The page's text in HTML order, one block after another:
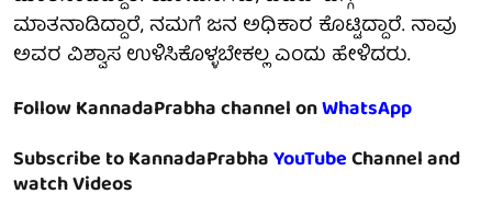
ಮಾತನಾಡಿದ್ದಾರೆ, ನಮಗೆ ಜನ ಅಧಿಕಾರ ಕೊಟ್ಟಿದ್ದಾರೆ. ನಾವು
ಅವರ ವಿಶ್ವಾಸ ಉಳಿಸಿಕೊಳ್ಳಬೇಕಲ್ಲ ಎಂದು ಹೇಳಿದರು.
Follow KannadaPrabha channel onWhatsApp
Subscribe to KannadaPrabhaYouTubeChannel and
watch Videos